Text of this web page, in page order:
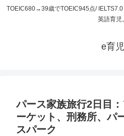
TOEIC680→39歳でTOEIC945点/
英語育児。
e育児
パース家族旅行2日目
ーケット、刑務所、パ
スパーク